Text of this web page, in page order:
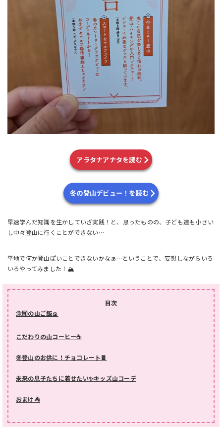
アラタナアナタを読む
冬の登山デビュー！を読む
早速学んだ知識を生かしていざ実践！と、思ったものの、子ども達も小さい
し中々登山に行くことができない…
平地で何か登山ぽいことできないかなぁ…ということで、妄想しながらいろ
いろやってみました！🏔
目次
念願の山ご飯🍙
こだわりの山コーヒー☕
冬登山のお供に！チョコレート🍫
未来の息子たちに着せたい✨キッズ山コーデ
おまけ⛺